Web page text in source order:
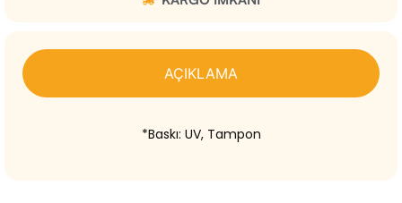
AÇIKLAMA
*Baskı: UV, Tampon